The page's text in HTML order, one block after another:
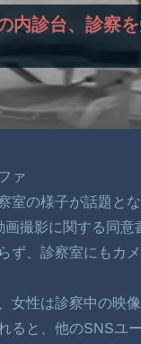
内診台、診察
ァ
室の様子が話題と
撮影に関する同
ず、診察室にもカ
女性は診察中の映
ると、他のSNSユ